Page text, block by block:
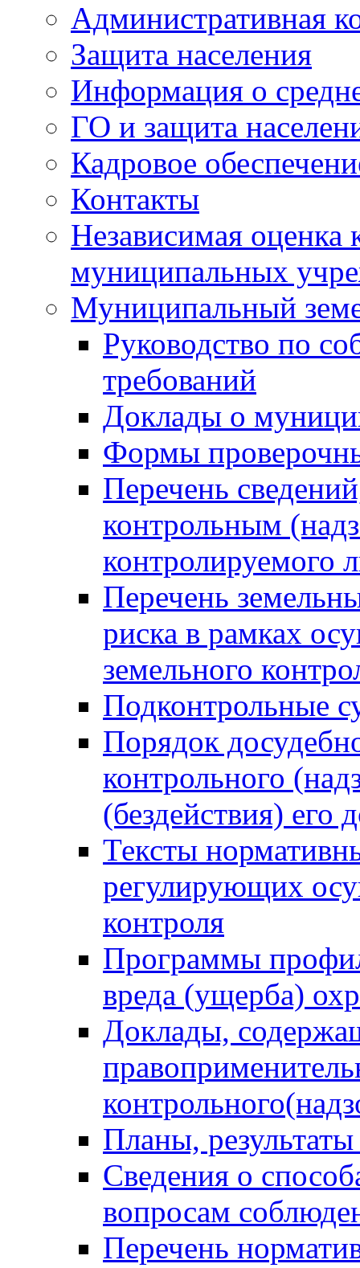
Административная
Защита населения
Информация о
ГО и защита
Кадровое
Контакты
Независимая оценка
муниципальных
Муниципальный
Руководство по
требований
Доклады о
Формы
Перечень
контрольным
контролируемого
Перечень
риска в рамках
земельного
Подконтрольные
Порядок
контрольного
(бездействия)
Тексты
регулирующих
контроля
Программы
вреда (ущерба)
Доклады,
Планы,
Сведения о
вопросам
Перечень